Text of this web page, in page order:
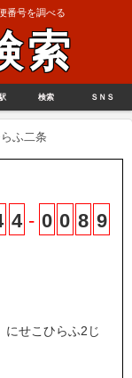
番号を調べる
索
検索 ＳＮＳ
ふ二条
4 - 0 0 8 9
にせこひらふ2じ